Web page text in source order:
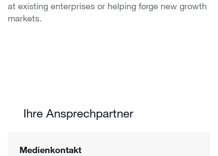
at existing enterprises or helping forge new growth
markets.
Ihre Ansprechpartner
Medienkontakt